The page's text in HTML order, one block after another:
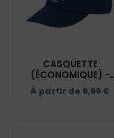
CASQUETTE
(ÉCONOMIQUE) -
CENTRE ÉQUESTRE DU
PARC - NAVY -
À partir de 9,99 €